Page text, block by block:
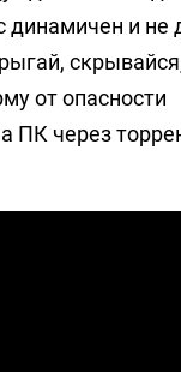
динамичен и не
от опасности
ПК через